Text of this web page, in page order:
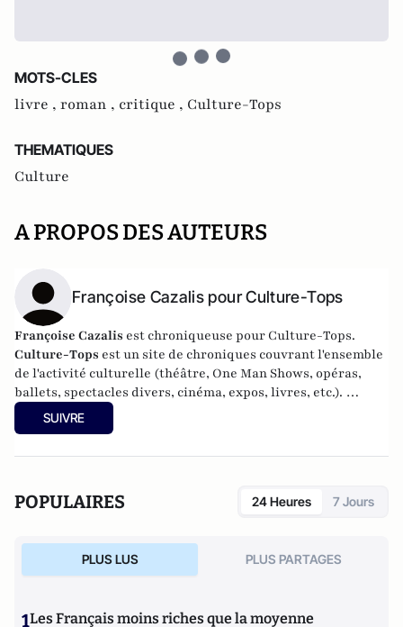
MOTS-CLES
livre , roman , critique , Culture-Tops
THEMATIQUES
Culture
A PROPOS DES AUTEURS
Françoise Cazalis pour Culture-Tops
Françoise Cazalis est chroniqueuse pour Culture-Tops.
Culture-Tops est un site de chroniques couvrant l'ensemble
de l'activité culturelle (théâtre, One Man Shows, opéras,
ballets, spectacles divers, cinéma, expos, livres, etc.).
Culture-Tops a été créé en novembre 2013 par Jacques
Paugam , journaliste et écrivain, et son fils, Gabriel
SUIVRE
POPULAIRES 24 Heures 7 Jours
PLUS LUS PLUS PARTAGES
1Les Français moins riches que la moyenne